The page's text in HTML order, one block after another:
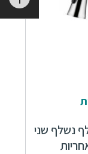
נשלף שני